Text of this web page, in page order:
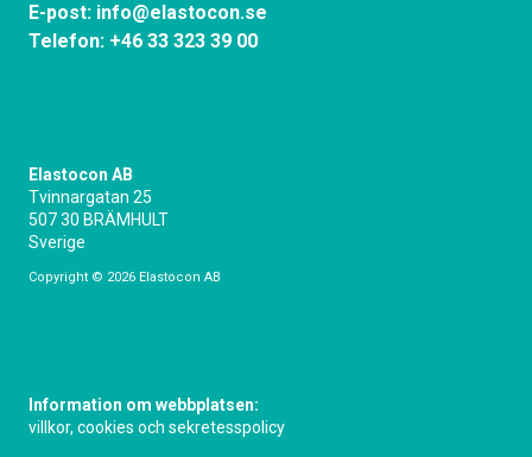
E-post: info@elastocon.se
Telefon: +46 33 323 39 00
Elastocon AB
Tvinnargatan 25
507 30 BRÄMHULT
Sverige
Copyright © 2026 Elastocon AB
Information om webbplatsen:
villkor, cookies och sekretesspolicy